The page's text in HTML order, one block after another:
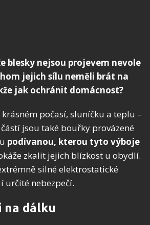
blesky nejsou projevem nevole
jejich sílu neměli brát na
jak ochránit domácnost?
počasí, sluníčku a teplu –
jsou také bouřky provázené
podívanou, kterou tyto výboje
zkalit jejich blízkost u obydlí.
silné elektrostatické
určité nebezpečí.
na dálku